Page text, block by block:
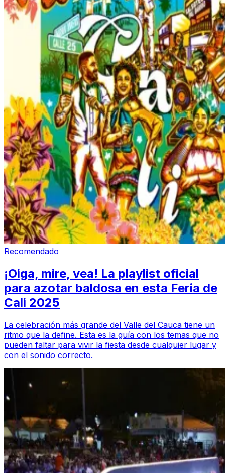
Recomendado
¡Oiga, mire, vea! La playlist oficial
para azotar baldosa en esta Feria de
Cali 2025
La celebración más grande del Valle del Cauca tiene un
ritmo que la define. Esta es la guía con los temas que no
pueden faltar para vivir la fiesta desde cualquier lugar y
con el sonido correcto.